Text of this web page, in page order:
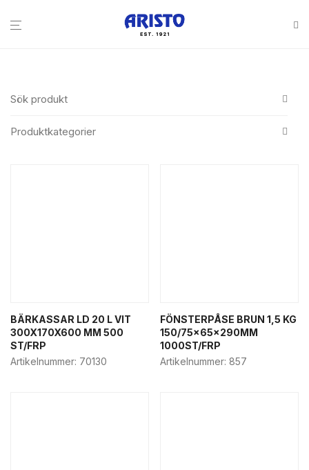
Sök produkt
Produktkategorier
Food-to-go
Sushi boxes
Take-away boxes
BÄRKASSAR LD 20 L VIT
300X170X600 MM 500
ST/FRP
Artikelnummer: 70130
FÖNSTERPÅSE BRUN 1,5 KG
150/75x65x290MM
1000ST/FRP
Artikelnummer: 857